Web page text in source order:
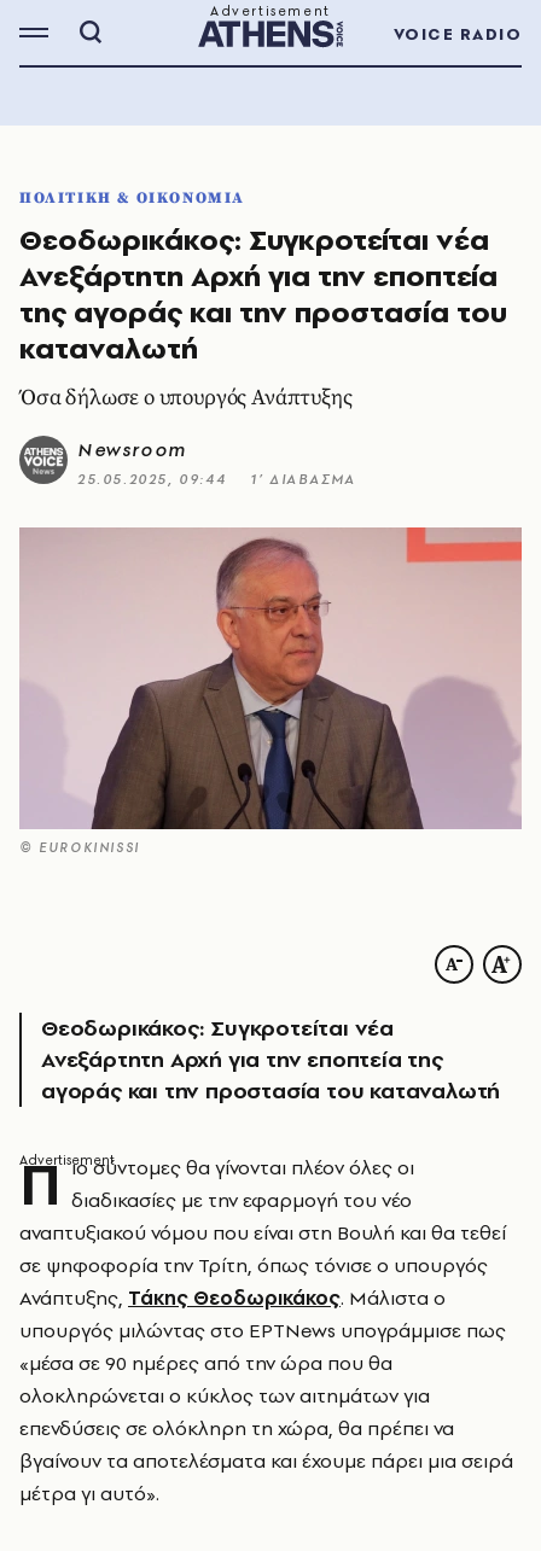
VOICE RADIO
ΠΟΛΙΤΙΚΗ & ΟΙΚΟΝΟΜΙΑ
Θεοδωρικάκος: Συγκροτείται νέα
Ανεξάρτητη Αρχή για την εποπτεία
της αγοράς και την προστασία του
καταναλωτή
Όσα δήλωσε ο υπουργός Ανάπτυξης
Newsroom
25.05.2025, 09:44 1’ ΔΙΑΒΑΣΜΑ
© EUROKINISSI
Θεοδωρικάκος: Συγκροτείται νέα
Ανεξάρτητη Αρχή για την εποπτεία της
αγοράς και την προστασία του καταναλωτή
Π ιο σύντομες θα γίνονται πλέον όλες οι
διαδικασίες με την εφαρμογή του νέο
αναπτυξιακού νόμου που είναι στη Βουλή και θα τεθεί
σε ψηφοφορία την Τρίτη, όπως τόνισε ο υπουργός
Ανάπτυξης, Τάκης Θεοδωρικάκος. Μάλιστα ο
υπουργός μιλώντας στο ΕΡΤNews υπογράμμισε πως
«μέσα σε 90 ημέρες από την ώρα που θα
ολοκληρώνεται ο κύκλος των αιτημάτων για
επενδύσεις σε ολόκληρη τη χώρα, θα πρέπει να
βγαίνουν τα αποτελέσματα και έχουμε πάρει μια σειρά
μέτρα γι αυτό».